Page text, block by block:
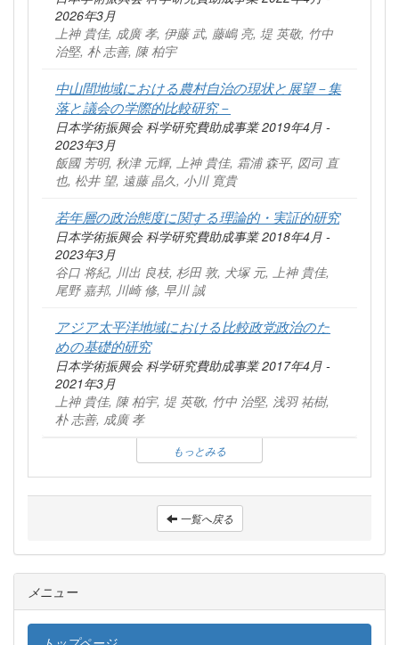
2026年3月
上神 貴佳, 成廣 孝, 伊藤 武, 藤嶋 亮, 堤 英敬, 竹中
治堅, 朴 志善, 陳 柏宇
中山間地域における農村自治の現状と展望－集
落と議会の学際的比較研究－
日本学術振興会 科学研究費助成事業 2019年4月 -
2023年3月
飯國 芳明, 秋津 元輝, 上神 貴佳, 霜浦 森平, 図司 直
也, 松井 望, 遠藤 晶久, 小川 寛貴
若年層の政治態度に関する理論的・実証的研究
日本学術振興会 科学研究費助成事業 2018年4月 -
2023年3月
谷口 将紀, 川出 良枝, 杉田 敦, 犬塚 元, 上神 貴佳,
尾野 嘉邦, 川崎 修, 早川 誠
アジア太平洋地域における比較政党政治のた
めの基礎的研究
日本学術振興会 科学研究費助成事業 2017年4月 -
2021年3月
上神 貴佳, 陳 柏宇, 堤 英敬, 竹中 治堅, 浅羽 祐樹,
朴 志善, 成廣 孝
もっとみる
一覧へ戻る
メニュー